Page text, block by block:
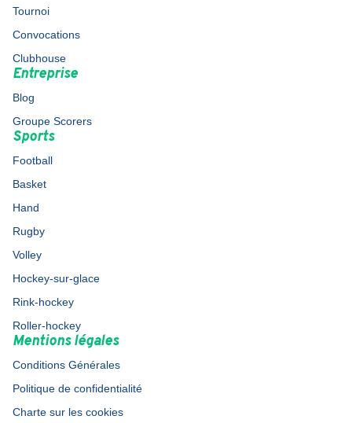
Tournoi
Convocations
Clubhouse
Entreprise
Blog
Groupe Scorers
Sports
Football
Basket
Hand
Rugby
Volley
Hockey-sur-glace
Rink-hockey
Roller-hockey
Mentions légales
Conditions Générales
Politique de confidentialité
Charte sur les cookies